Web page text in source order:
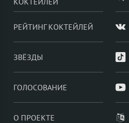
РЕЙТИНГ КОКТЕЙЛЕЙ
ЗВЁЗДЫ
ГОЛОСОВАНИЕ
О ПРОЕКТЕ